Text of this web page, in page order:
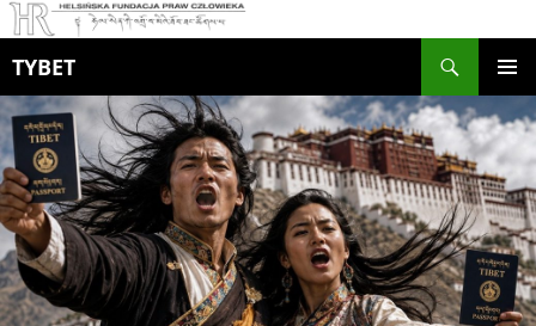
TYBET
DO
TREŚCI